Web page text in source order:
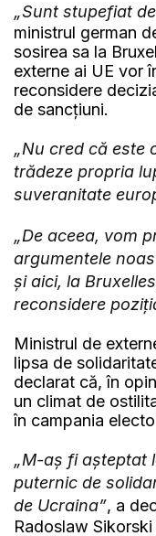
„Sunt stupefiat
ministrul german
sosirea sa la
externe ai UE vor
reconsidere
de sancțiuni.
„Nu cred că este
trădeze propria
suveranitate
„De aceea, vom
argumentele
și aici, la
reconsidere
Ministrul de
lipsa de
declarat că, în
un climat de
în campania
„M-aș fi așteptat
puternic de
de Ucraina”, a
Radoslaw